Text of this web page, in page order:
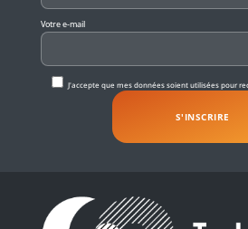
Votre e-mail
J'accepte que mes données soient utilisées pour